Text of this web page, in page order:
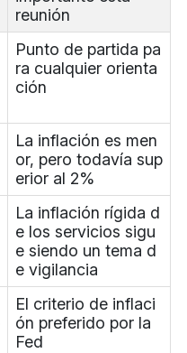
reunión
Punto de partida pa
ra cualquier orienta
ción
La inflación es men
or, pero todavía sup
erior al 2%
La inflación rígida d
e los servicios sigu
e siendo un tema d
e vigilancia
El criterio de inflaci
ón preferido por la
Fed